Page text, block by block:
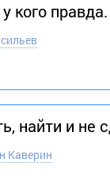
кого
найти и не
Каверин